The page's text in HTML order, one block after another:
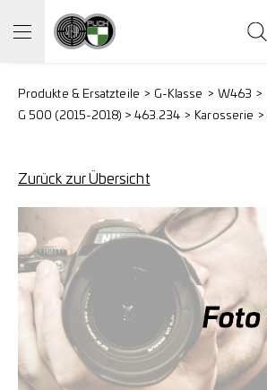
Produkte & Ersatzteile G-Klasse
W463
G 500 (2015-2018) > 463.234
Karosserie
Zurück zur Übersicht